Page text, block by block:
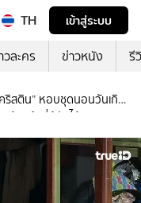
TH
เข้าสู่ระบบ
วละคร ข่าวหนัง รี
ริสติน” หอบชุดนอนวันเกิด
จ้าหน้าที่กู้ภัยได้